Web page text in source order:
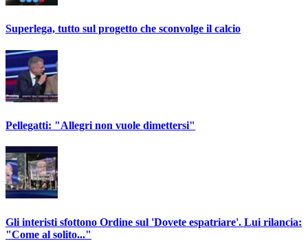
Superlega, tutto sul progetto che sconvolge il calcio
Pellegatti: "Allegri non vuole dimettersi"
Gli interisti sfottono Ordine sul 'Dovete espatriare'. Lui rilancia:
"Come al solito..."